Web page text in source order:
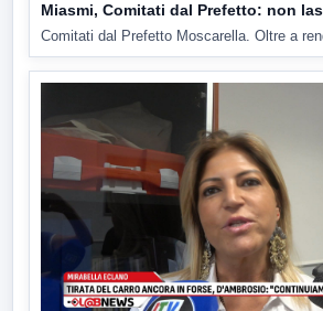
Miasmi, Comitati dal Prefetto: non
Comitati dal Prefetto Moscarella. Oltre a